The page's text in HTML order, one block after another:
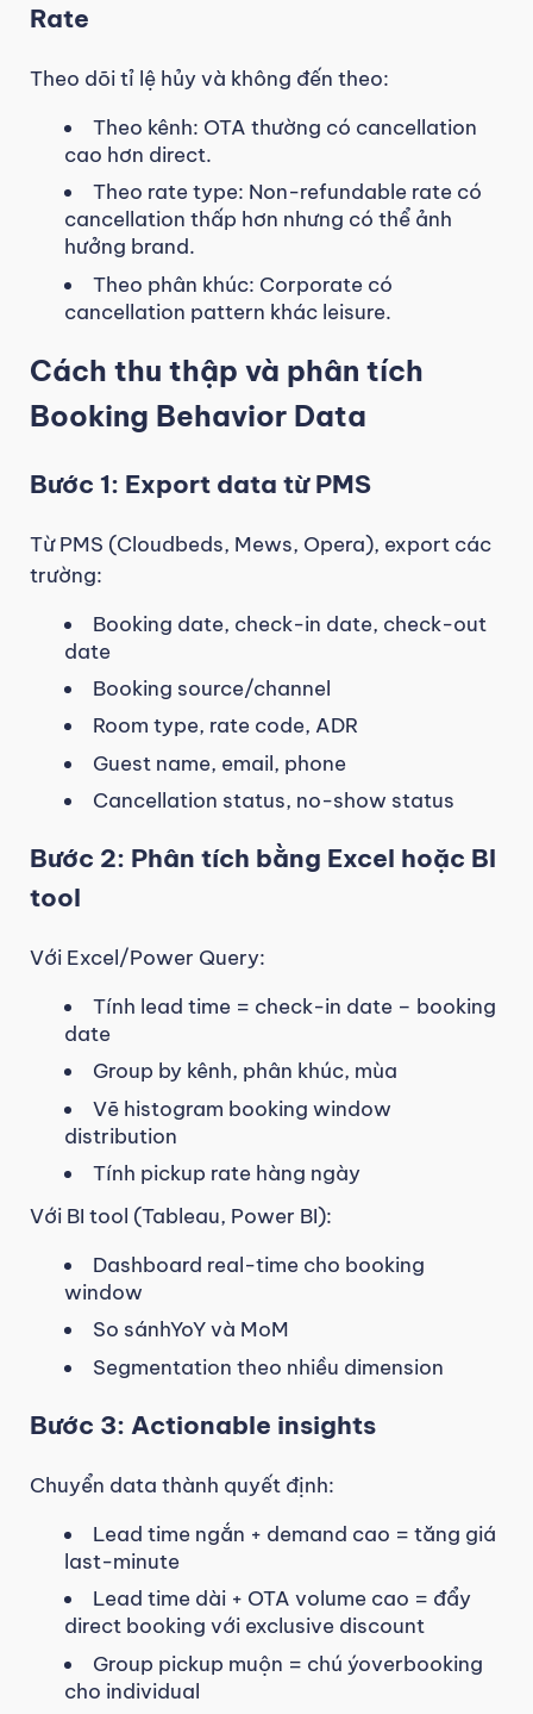
Rate
Theo dõi tỉ lệ hủy và không đến theo:
Theo kênh: OTA thường có cancellation
cao hơn direct.
Theo rate type: Non-refundable rate có
cancellation thấp hơn nhưng có thể ảnh
hưởng brand.
Theo phân khúc: Corporate có
cancellation pattern khác leisure.
Cách thu thập và phân tích
Booking Behavior Data
Bước 1: Export data từ PMS
Từ PMS (Cloudbeds, Mews, Opera), export các
trường:
Booking date, check-in date, check-out
date
Booking source/channel
Room type, rate code, ADR
Guest name, email, phone
Cancellation status, no-show status
Bước 2: Phân tích bằng Excel hoặc BI
tool
Với Excel/Power Query:
Tính lead time = check-in date – booking
date
Group by kênh, phân khúc, mùa
Vẽ histogram booking window
distribution
Tính pickup rate hàng ngày
Với BI tool (Tableau, Power BI):
Dashboard real-time cho booking
window
So sánhYoY và MoM
Segmentation theo nhiều dimension
Bước 3: Actionable insights
Chuyển data thành quyết định:
Lead time ngắn + demand cao = tăng giá
last-minute
Lead time dài + OTA volume cao = đẩy
direct booking với exclusive discount
Group pickup muộn = chú ýoverbooking
cho individual